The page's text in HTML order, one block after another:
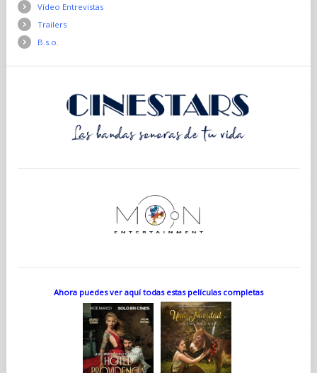
Vídeo Entrevistas
Trailers
B.s.o.
Ahora puedes ver aquí todas estas películas completas